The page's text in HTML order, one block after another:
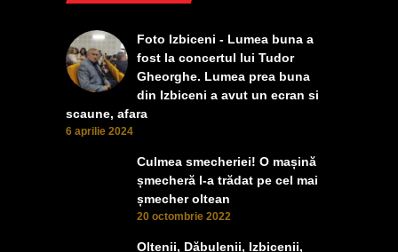
Foto Izbiceni - Lumea buna a
fost la concertul lui Tudor
Gheorghe. Lumea prea buna
din Izbiceni a avut un ecran si
scaune, afara
6 aprilie 2024
Culmea smecheriei! O mașină
șmecheră l-a trădat pe cel mai
șmecher oltean
20 octombrie 2022
Oltenii, Dăbulenii, Izbicenii,